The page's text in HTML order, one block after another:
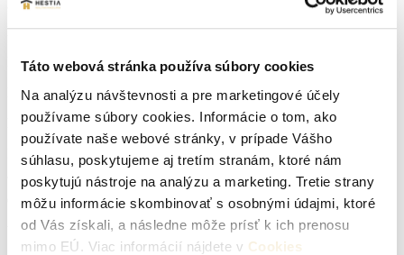
Táto webová stránka používa súbory cookies
Na analýzu návštevnosti a pre marketingové účely
používame súbory cookies. Informácie o tom, ako
používate naše webové stránky, v prípade Vášho
súhlasu, poskytujeme aj tretím stranám, ktoré nám
poskytujú nástroje na analýzu a marketing. Tretie strany
môžu informácie skombinovať s osobnými údajmi, ktoré
od Vás získali, a následne môže prísť k ich prenosu
mimo EÚ. Viac informácií nájdete v Cookies
Lokalita:Senica
Počet izieb:2
Počet balkónov:1
Podpivničený:Nie
Internet:
optické pripojenie
Okná:Plastové okná
Vlastníctvo:osobné